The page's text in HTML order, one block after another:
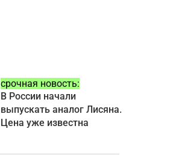
срочная новость:
В России начали
выпускать аналог Лисяна.
Цена уже известна